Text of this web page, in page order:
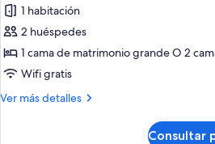
de
Habitación
superior,
balcón,
al
1 habitación
2 huéspedes
1 cama de matrimonio grande O 2
Wifi gratis
Ver más detalles
Más
Consultar